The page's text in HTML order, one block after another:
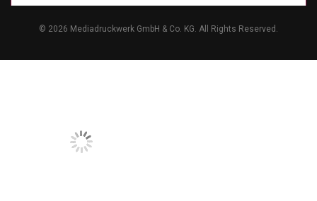
© 2026 Mediadruckwerk GmbH & Co. KG. All Rights Reserved.